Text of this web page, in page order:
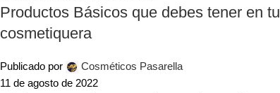
Productos Básicos que debes tener en tu
cosmetiquera
Publicado por
Cosméticos Pasarella
11 de agosto de 2022